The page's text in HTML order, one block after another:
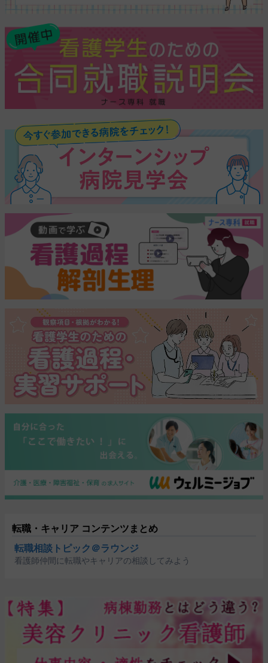
転職・キャリア コンテンツまとめ
転職相談トピック＠ラウンジ
看護師仲間に転職やキャリアの相談してみよう